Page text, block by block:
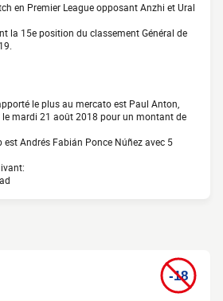
en Premier League opposant Anzhi et Ural
la 15e position du classement Général de
le plus au mercato est Paul Anton,
mardi 21 août 2018 pour un montant de
est Andrés Fabián Ponce Núñez avec 5